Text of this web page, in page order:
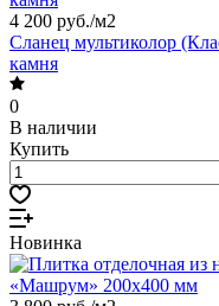
4 200 руб./м2
Сланец мультиколор
камня
0
В наличии
Купить
Новинка